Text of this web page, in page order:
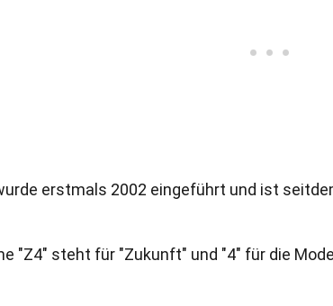
erstmals 2002 eingeführt und ist
"Z4" steht für "Zukunft" und "4" für die